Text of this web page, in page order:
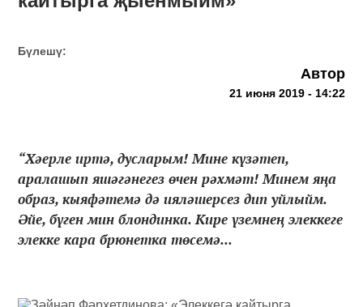
Бүлешү:
Автор
21 июня 2019 - 14:22
“Хәерле иртә, дусларым! Мине күзәтеп,
аралашып яшәгәнегез өчен рәхмәт! Минем яңа
образ, кыяфәтемә дә ияләшерсез дип уйлыйм.
Әйе, бүген мин блондинка. Кире үземнең элеккеге
элекке кара брюнетка төсемә...